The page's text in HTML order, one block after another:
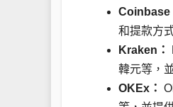
Coinbase
和提款方
Kraken：
韓元等，
OKEx：